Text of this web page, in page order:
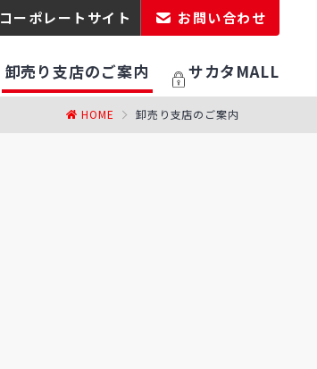
コーポレートサイト お問い合わせ
卸売り支店のご案内 サカタMALL
HOME 卸売り支店のご案内